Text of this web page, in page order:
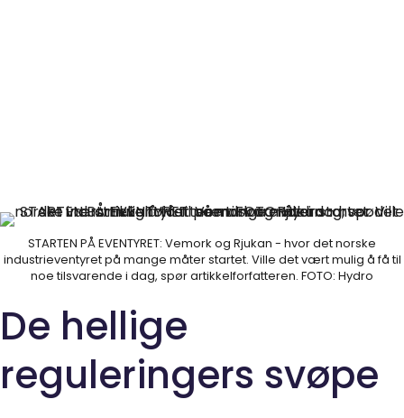
STARTEN PÅ EVENTYRET: Vemork og Rjukan - hvor det norske
industrieventyret på mange måter startet. Ville det vært mulig å få til
noe tilsvarende i dag, spør artikkelforfatteren. FOTO: Hydro
De hellige
reguleringers svøpe